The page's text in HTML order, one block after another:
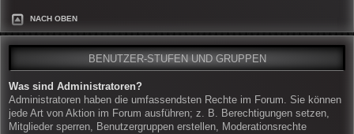
NACH OBEN
BENUTZER-STUFEN UND GRUPPEN
Was sind Administratoren?
Administratoren haben die umfassendsten Rechte im Forum. Sie können
jede Art von Aktion im Forum ausführen; z. B. Berechtigungen setzen,
Mitglieder sperren, Benutzergruppen erstellen, Moderationsrechte